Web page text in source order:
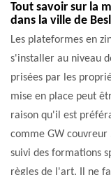
Tout savoir sur la
dans la ville de
Les plateformes en
s'installer au niveau
prisées par les
mise en place peut
raison qu'il est
comme GW couvreur
suivi des formations
règles de l'art. Il ne